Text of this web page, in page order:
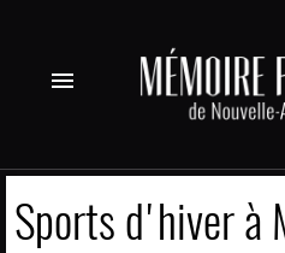
menu
Sports d'hiver à